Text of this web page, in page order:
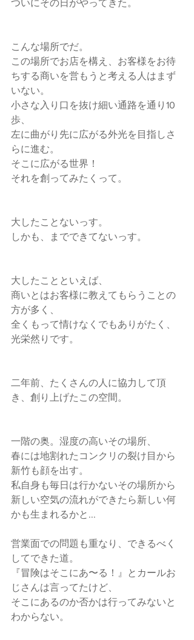
ついにその日がやってきた。
こんな場所でだ。
この場所でお店を構え、お客様をお待
ちする商いを営もうと考える人はまず
いない。
小さな入り口を抜け細い通路を通り10
歩、
左に曲がり先に広がる外光を目指しさ
らに進む。
そこに広がる世界！
それを創ってみたくって。
大したことないっす。
しかも、までできてないっす。
大したことといえば、
商いとはお客様に教えてもらうことの
方が多く、
全くもって情けなくでもありがたく、
光栄然りです。
二年前、たくさんの人に協力して頂
き、創り上げたこの空間。
一階の奥。湿度の高いその場所、
春には地割れたコンクリの裂け目から
新竹も顔を出す。
私自身も毎日は行かないその場所から
新しい空気の流れができたら新しい何
かも生まれるかと...
営業面での問題も重なり、できるべく
してできた道。
『冒険はそこにあ〜る！』とカールお
じさんは言ってたけど、
そこにあるのか否かは行ってみないと
わからない。